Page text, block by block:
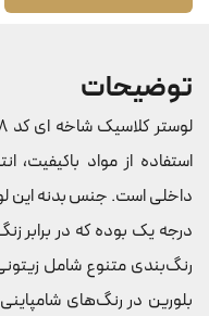
توضیحات
لوستر کلاسیک شاخه ای کد 468 با طراحی بی‌نظیر
استفاده از مواد باکیفیت،
داخلی است. جنس بدنه این
درجه یک بوده که در
رنگ‌بندی متنوع شامل
بلورین در رنگ‌های